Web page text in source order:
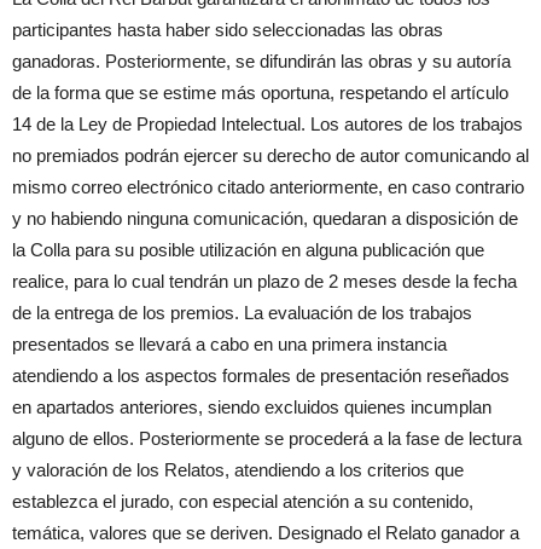
participantes hasta haber sido seleccionadas las obras
ganadoras. Posteriormente, se difundirán las obras y su autoría
de la forma que se estime más oportuna, respetando el artículo
14 de la Ley de Propiedad Intelectual. Los autores de los trabajos
no premiados podrán ejercer su derecho de autor comunicando al
mismo correo electrónico citado anteriormente, en caso contrario
y no habiendo ninguna comunicación, quedaran a disposición de
la Colla para su posible utilización en alguna publicación que
realice, para lo cual tendrán un plazo de 2 meses desde la fecha
de la entrega de los premios. La evaluación de los trabajos
presentados se llevará a cabo en una primera instancia
atendiendo a los aspectos formales de presentación reseñados
en apartados anteriores, siendo excluidos quienes incumplan
alguno de ellos. Posteriormente se procederá a la fase de lectura
y valoración de los Relatos, atendiendo a los criterios que
establezca el jurado, con especial atención a su contenido,
temática, valores que se deriven. Designado el Relato ganador a